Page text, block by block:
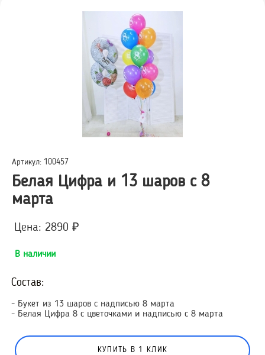
Артикул: 100457
Белая Цифра и 13 шаров с 8
марта
Цена: 2890 ₽
В наличии
Состав:
- Букет из 13 шаров с надписью 8 марта
- Белая Цифра 8 с цветочками и надписью с 8 марта
КУПИТЬ В 1 КЛИК